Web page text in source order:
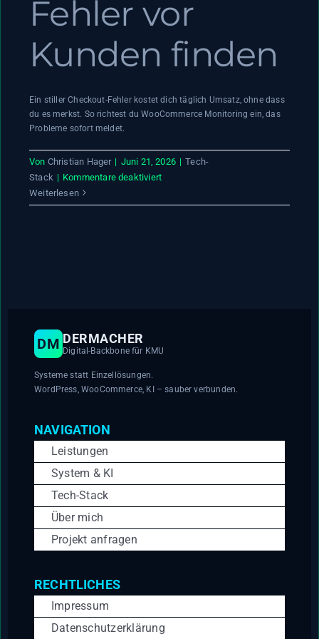
Fehler vor
Kunden finden
Ein stiller Checkout-Fehler kostet dich täglich Umsatz, ohne dass
du es merkst. So richtest du WooCommerce Monitoring ein, das
Probleme sofort meldet.
Von Christian Hager | Juni 21, 2026 | Tech-
Stack | Kommentare deaktiviertfür
Monitoring:
Weiterlesen
DM DERMACHER
Digital-Backbone für KMU
Systeme statt Einzellösungen.
WordPress, WooCommerce, KI – sauber verbunden.
NAVIGATION
Leistungen
System & KI
Tech-Stack
Über mich
Projekt anfragen
RECHTLICHES
Impressum
Datenschutzerklärung